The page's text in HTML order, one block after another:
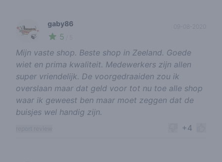
🍃
gaby86
5
Mijn vaste shop. Beste shop in Zeeland. Goede
wiet en prima kwaliteit. Medewerkers zijn allen
super vriendelijk. De voorgedraaiden zou ik
overslaan maar dat geld voor tot nu toe alle shop
waar ik geweest ben maar moet zeggen dat de
buisjes wel handig zijn.
+4